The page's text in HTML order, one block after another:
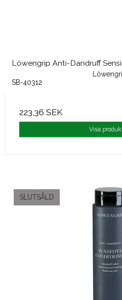
Löwengrip Anti-Dandruff
SB-40312
223,36 SEK
Visa
SLUTSÅLD